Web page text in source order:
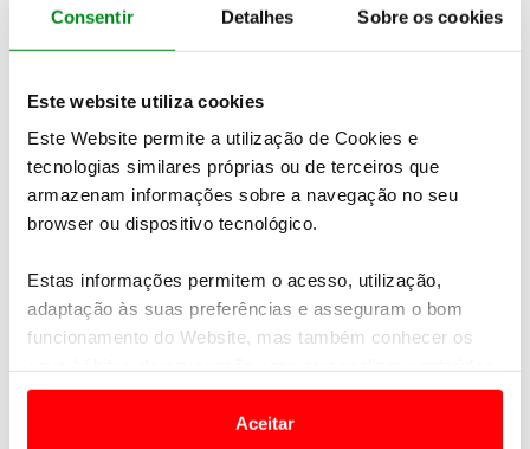
Consentir Detalhes Sobre os cookies
Este website utiliza cookies
Este Website permite a utilização de Cookies e
tecnologias similares próprias ou de terceiros que
armazenam informações sobre a navegação no seu
browser ou dispositivo tecnológico.
Estas informações permitem o acesso, utilização,
adaptação às suas preferências e asseguram o bom
funcionamento do Website, mas também conhecer os
e anúncios de modo a promover produtos e/ou serviços.
Aceitar
com o mote "Não reboca, repara". Assim, numa
situação de paragem na estrada, o automobilista
liga para o 808 200 300, sendo-lhe feito um pré-
diagnostico gratuito, ficando-se a saber quais as
hipóteses de reparar no local, sendo enviado um
carro-oficina do ACP. Conheça melhor este serviço